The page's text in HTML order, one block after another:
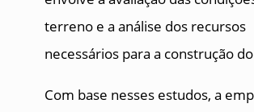
terreno e a análise dos recursos
necessários para a construção
Com base nesses estudos, a